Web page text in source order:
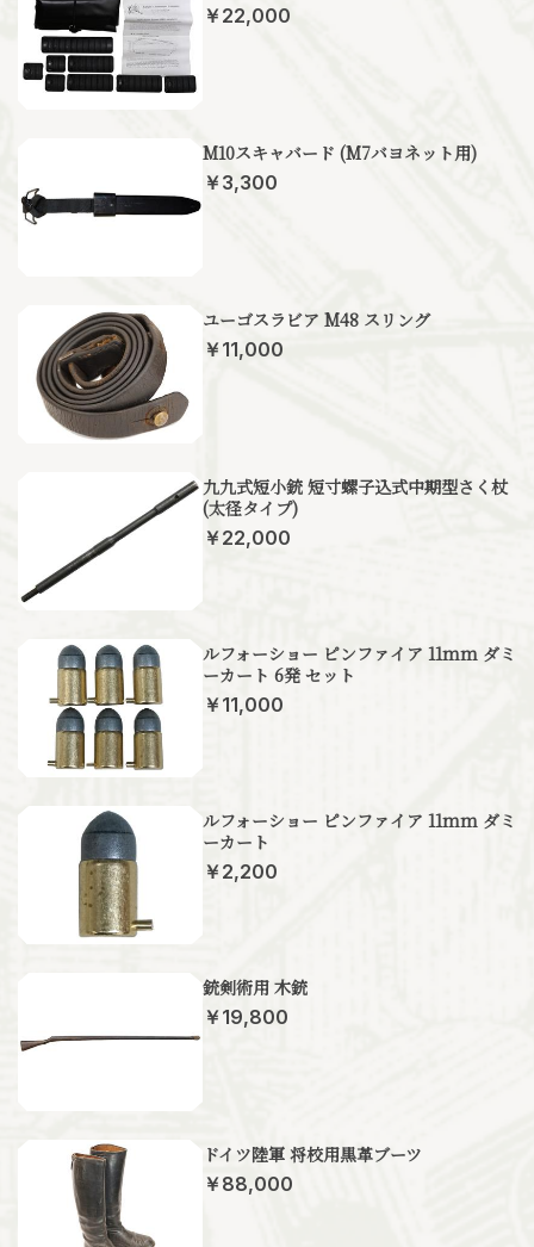
￥22,000
M10スキャバード (M7バヨネット用)
￥3,300
ユーゴスラビア M48 スリング
￥11,000
九九式短小銃 短寸螺子込式中期型さく杖
(太径タイプ)
￥22,000
ルフォーショー ピンファイア 11mm ダミ
ーカート 6発 セット
￥11,000
ルフォーショー ピンファイア 11mm ダミ
ーカート
￥2,200
銃剣術用 木銃
￥19,800
ドイツ陸軍 将校用黒革ブーツ
￥88,000